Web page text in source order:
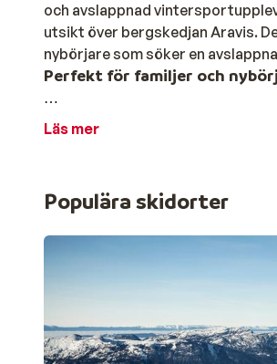
och avslappnad
utsikt över bergskedjan Aravis.
nybörjare som söker en
Perfekt för familjer och
Med cirka 25 kilometer pister
kan öva sina första svängar i
Anslutet till La Clusaz
En av Manigods största
över 130 kilometer pister, vilket
Förutom skidåkning erbjuder
De mysiga
att avsluta dagen med stil.
Läs mer
Populära skidorter